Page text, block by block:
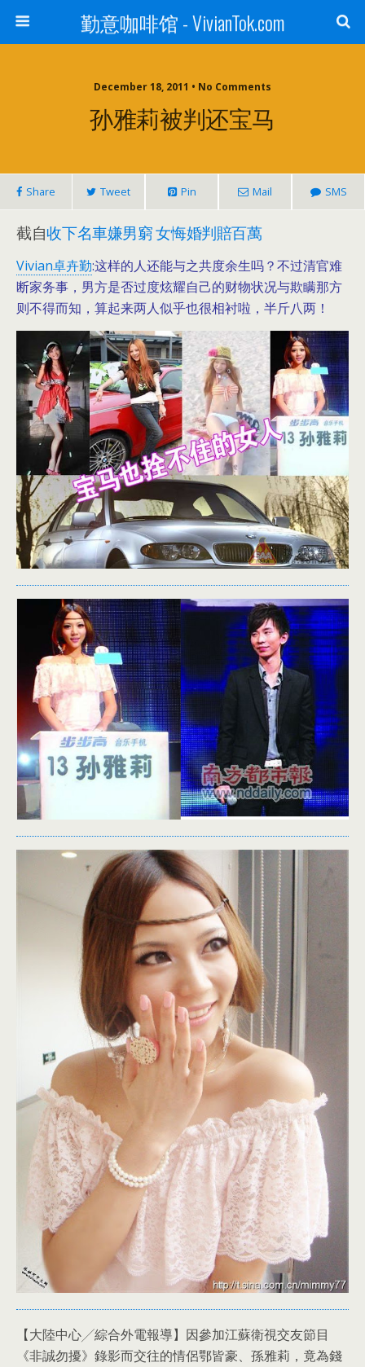
勤意咖啡馆 - VivianTok.com
December 18, 2011 • No Comments
孙雅莉被判还宝马
Share Tweet Pin Mail SMS
截自收下名車嫌男窮 女悔婚判賠百萬
Vivian卓卉勤:这样的人还能与之共度余生吗？不过清官难
断家务事，男方是否过度炫耀自己的财物状况与欺瞒那方
则不得而知，算起来两人似乎也很相衬啦，半斤八两！
【大陸中心╱綜合外電報導】因參加江蘇衛視交友節目
《非誠勿擾》錄影而交往的情侶鄂皆豪、孫雅莉，竟為錢